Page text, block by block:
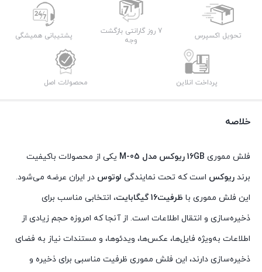
تحویل اکسپرس
7 روز گارانتی بازگشت
وجه
پشتیبانی همیشگی
پرداخت انلاین محصولات اصل
خلاصه
فلش مموری 16GB ریوکس مدل M-05
یکی از محصولات باکیفیت
برند ریوکس است که تحت نمایندگی لوتوس در ایران عرضه می‌شود.
این فلش مموری با ظرفیت16 گیگابایت
، انتخابی مناسب برای
ذخیره‌سازی و انتقال اطلاعات است. از آنجا که امروزه حجم زیادی از
اطلاعات به‌ویژه فایل‌ها، عکس‌ها، ویدئوها، و مستندات نیاز به فضای
ذخیره‌سازی دارند، این فلش مموری ظرفیت مناسبی برای ذخیره و